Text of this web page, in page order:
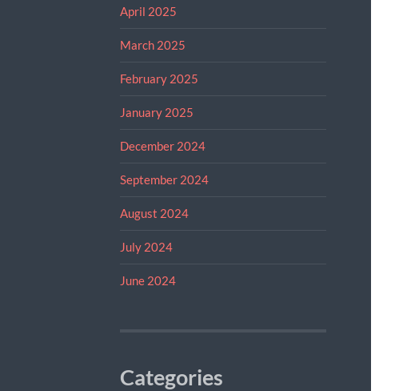
April 2025
March 2025
February 2025
January 2025
December 2024
September 2024
August 2024
July 2024
June 2024
Categories